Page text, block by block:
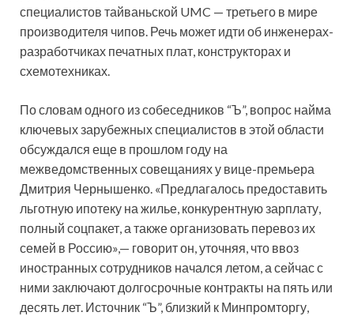
специалистов тайваньской UMC — третьего в мире
производителя чипов. Речь может идти об инженерах-
разработчиках печатных плат, конструкторах и
схемотехниках.
По словам одного из собеседников “Ъ”, вопрос найма
ключевых зарубежных специалистов в этой области
обсуждался еще в прошлом году на
межведомственных совещаниях у вице-премьера
Дмитрия Чернышенко. «Предлагалось предоставить
льготную ипотеку на жилье, конкурентную зарплату,
полный соцпакет, а также организовать перевоз их
семей в Россию»,— говорит он, уточняя, что ввоз
иностранных сотрудников начался летом, а сейчас с
ними заключают долгосрочные контракты на пять или
десять лет. Источник “Ъ”, близкий к Минпромторгу,